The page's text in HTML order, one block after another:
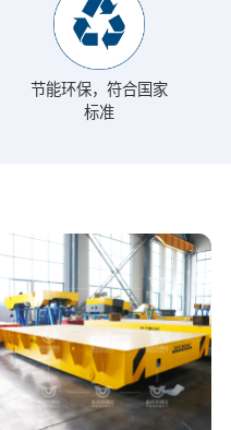
节能环保，符合国家
标准